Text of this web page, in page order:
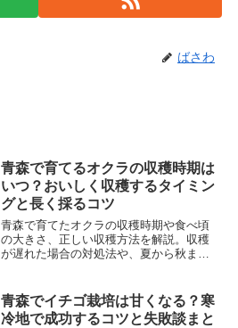
ばさわ
青森で育てるオクラの収穫時期は
いつ？おいしく収穫するタイミン
グと長く採るコツ
青森で育てたオクラの収穫時期や食べ頃
の大きさ、正しい収穫方法を解説。収穫
が遅れた場合の対処法や、夏から秋まで
青森でイチゴ栽培は甘くなる？寒
冷地で成功するコツと失敗談まと